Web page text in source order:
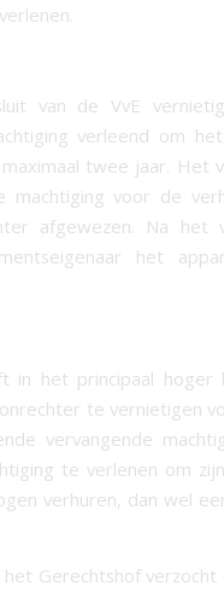
van de VvE
verleend om
twee jaar. Het
machtiging voor de
afgewezen. Na het
het
in het principaal hoger
te vernietigen
vervangende
te verlenen om
verhuren, dan wel
Gerechtshof verzocht